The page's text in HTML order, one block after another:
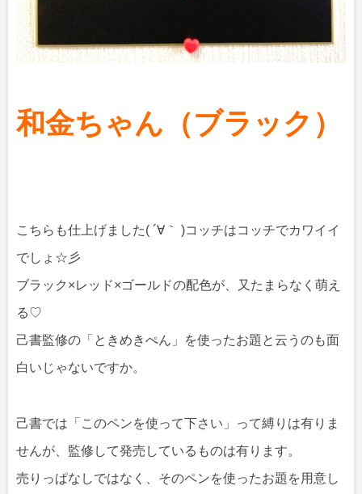
和金ちゃん（ブラック）
こちらも仕上げました( ´∀｀ )コッチはコッチでカワイイ
でしょ☆彡
ブラック×レッド×ゴールドの配色が、又たまらなく萌え
る♡
己書監修の「ときめきぺん」を使ったお題と云うのも面
白いじゃないですか。
己書では「このペンを使って下さい」って縛りは有りま
せんが、監修して発売しているものは有ります。
売りっぱなしではなく、そのペンを使ったお題を用意し